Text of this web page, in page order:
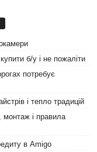
б/у і не пожаліти
потребує
і тепло традицій
монтаж і правила
в Amigo